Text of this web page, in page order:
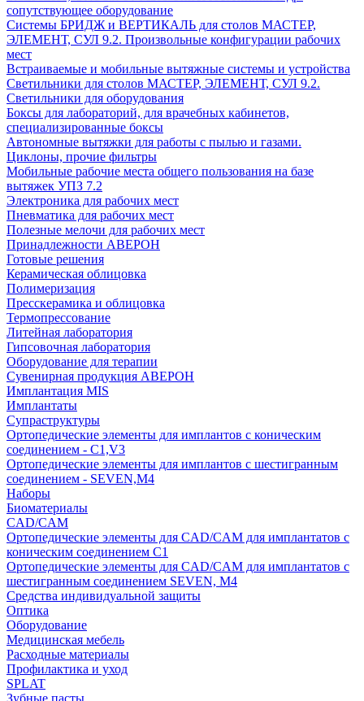
сопутствующее оборудование
Системы БРИДЖ и ВЕРТИКАЛЬ для столов МАСТЕР,
ЭЛЕМЕНТ, СУЛ 9.2. Произвольные конфигурации рабочих
мест
Встраиваемые и мобильные вытяжные системы и устройства
Светильники для столов МАСТЕР, ЭЛЕМЕНТ, СУЛ 9.2.
Светильники для оборудования
Боксы для лабораторий, для врачебных кабинетов,
специализированные боксы
Автономные вытяжки для работы с пылью и газами.
Циклоны, прочие фильтры
Мобильные рабочие места общего пользования на базе
вытяжек УПЗ 7.2
Электроника для рабочих мест
Пневматика для рабочих мест
Полезные мелочи для рабочих мест
Принадлежности АВЕРОН
Готовые решения
Керамическая облицовка
Полимеризация
Пресскерамика и облицовка
Термопрессование
Литейная лаборатория
Гипсовочная лаборатория
Оборудование для терапии
Сувенирная продукция АВЕРОН
Имплантация MIS
Имплантаты
Супраструктуры
Ортопедические элементы для имплантов с коническим
соединением - C1,V3
Ортопедические элементы для имплантов с шестигранным
соединением - SEVEN,M4
Наборы
Биоматериалы
CAD/CAM
Ортопедические элементы для CAD/CAM для имплантатов с
коническим соединением С1
Ортопедические элементы для CAD/CAM для имплантатов с
шестигранным соединением SEVEN, М4
Средства индивидуальной защиты
Оптика
Оборудование
Медицинская мебель
Расходные материалы
Профилактика и уход
SPLAT
Зубные пасты